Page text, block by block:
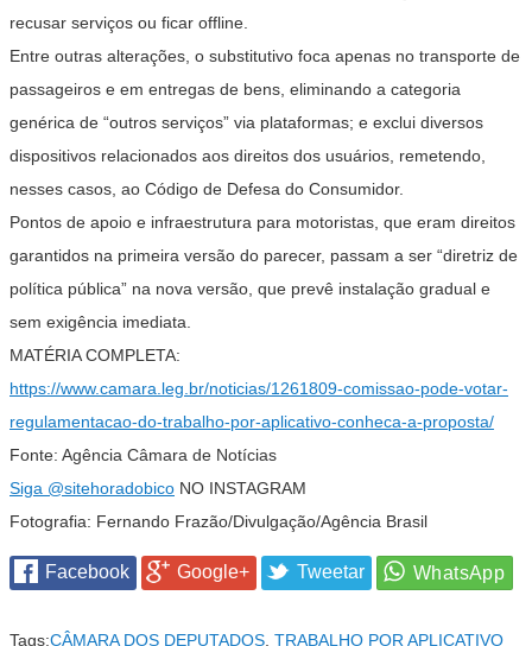
recusar serviços ou ficar offline.
Entre outras alterações, o substitutivo foca apenas no transporte de
passageiros e em entregas de bens, eliminando a categoria
genérica de “outros serviços” via plataformas; e exclui diversos
dispositivos relacionados aos direitos dos usuários, remetendo,
nesses casos, ao Código de Defesa do Consumidor.
Pontos de apoio e infraestrutura para motoristas, que eram direitos
garantidos na primeira versão do parecer, passam a ser “diretriz de
política pública” na nova versão, que prevê instalação gradual e
sem exigência imediata.
MATÉRIA COMPLETA:
https://www.camara.leg.br/noticias/1261809-comissao-pode-votar-
regulamentacao-do-trabalho-por-aplicativo-conheca-a-proposta/
Fonte: Agência Câmara de Notícias
Siga @sitehoradobico NO INSTAGRAM
Fotografia: Fernando Frazão/Divulgação/Agência Brasil
Facebook Google+ Tweetar
Tags:CÂMARA DOS DEPUTADOS TRABALHO POR APLICATIVO